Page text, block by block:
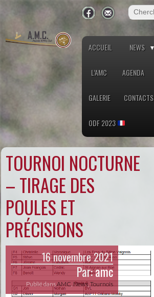
ACCUEIL NEWS
L’AMC AGENDA
GALERIE CONTACTS
ODF 2023
TOURNOI NOCTURNE
– TIRAGE DES
POULES ET
PRÉCISIONS
16 novembre 2021
Par:amc
Publié dansAMC,News,Tournois